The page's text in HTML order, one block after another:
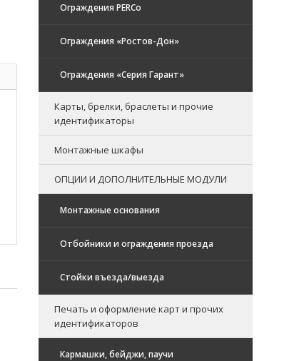
Ограждения PERCo
Ограждения «Ростов-Дон»
Ограждения «Серия Гарант»
Карты, брелки, браслеты и прочие
идентификаторы
Монтажные шкафы
ОПЦИИ И ДОПОЛНИТЕЛЬНЫЕ МОДУЛИ
Монтажные основания
Отбойники и ограждения проезда
Стойки въезда/выезда
Печать и оформление карт и прочих
идентификаторов
Кармашки, бейджи, паучи